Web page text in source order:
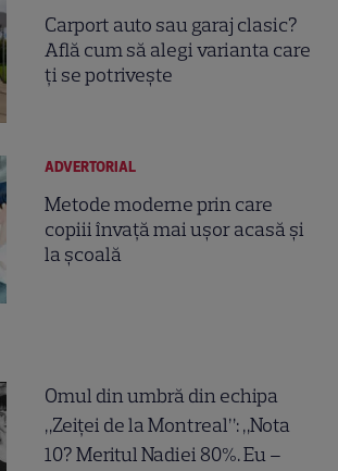
Carport auto sau garaj clasic?
Află cum să alegi varianta care
ți se potrivește
ADVERTORIAL
Metode moderne prin care
copiii învață mai ușor acasă și
la școală
Omul din umbră din echipa
„Zeiței de la Montreal”: „Nota
10? Meritul Nadiei 80%. Eu –